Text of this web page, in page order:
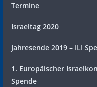
Termine
Israeltag 2020
Jahresende 2019 – ILI
1. Europäischer
Spende